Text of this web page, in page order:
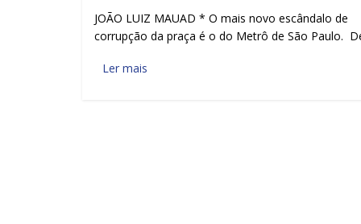
JOÃO LUIZ MAUAD * O mais novo escândalo de
corrupção da praça é o do Metrô de São Paulo.
Ler mais